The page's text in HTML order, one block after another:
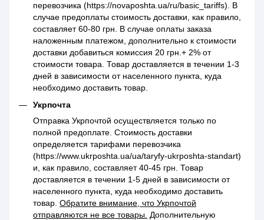
перевозчика (https://novaposhta.ua/ru/basic_tariffs). В
случае предоплаты стоимость доставки, как правило,
составляет 60-80 грн. В случае оплаты заказа
наложенным платежом, дополнительно к стоимости
доставки добавиться комиссия 20 грн.+ 2% от
стоимости товара. Товар доставляется в течении 1-3
дней в зависимости от населенного пункта, куда
необходимо доставить товар.
Укрпочта
Отправка Укрпочтой осуществляется только по
полной предоплате. Стоимость доставки
определяется тарифами перевозчика
(https://www.ukrposhta.ua/ua/taryfy-ukrposhta-standart)
и, как правило, составляет 40-45 грн. Товар
доставляется в течении 1-5 дней в зависимости от
населенного пункта, куда необходимо доставить
товар. Обратите внимание, что Укрпочтой
отправляются не все товары. Дополнительную